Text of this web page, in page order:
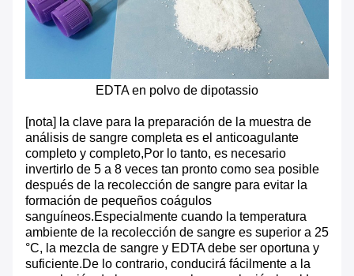
EDTA en polvo de dipotassio
[nota] la clave para la preparación de la muestra de
análisis de sangre completa es el anticoagulante
completo y completo,Por lo tanto, es necesario
invertirlo de 5 a 8 veces tan pronto como sea posible
después de la recolección de sangre para evitar la
formación de pequeños coágulos
sanguíneos.Especialmente cuando la temperatura
ambiente de la recolección de sangre es superior a 25
°C, la mezcla de sangre y EDTA debe ser oportuna y
suficiente.De lo contrario, conducirá fácilmente a la